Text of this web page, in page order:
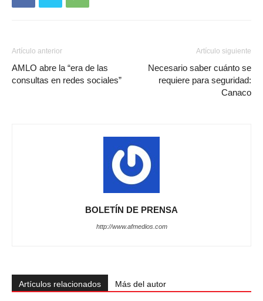
Artículo anterior
AMLO abre la “era de las
consultas en redes sociales”
Artículo siguiente
Necesario saber cuánto se
requiere para seguridad:
Canaco
BOLETÍN DE PRENSA
http://www.afmedios.com
Artículos relacionados Más del autor